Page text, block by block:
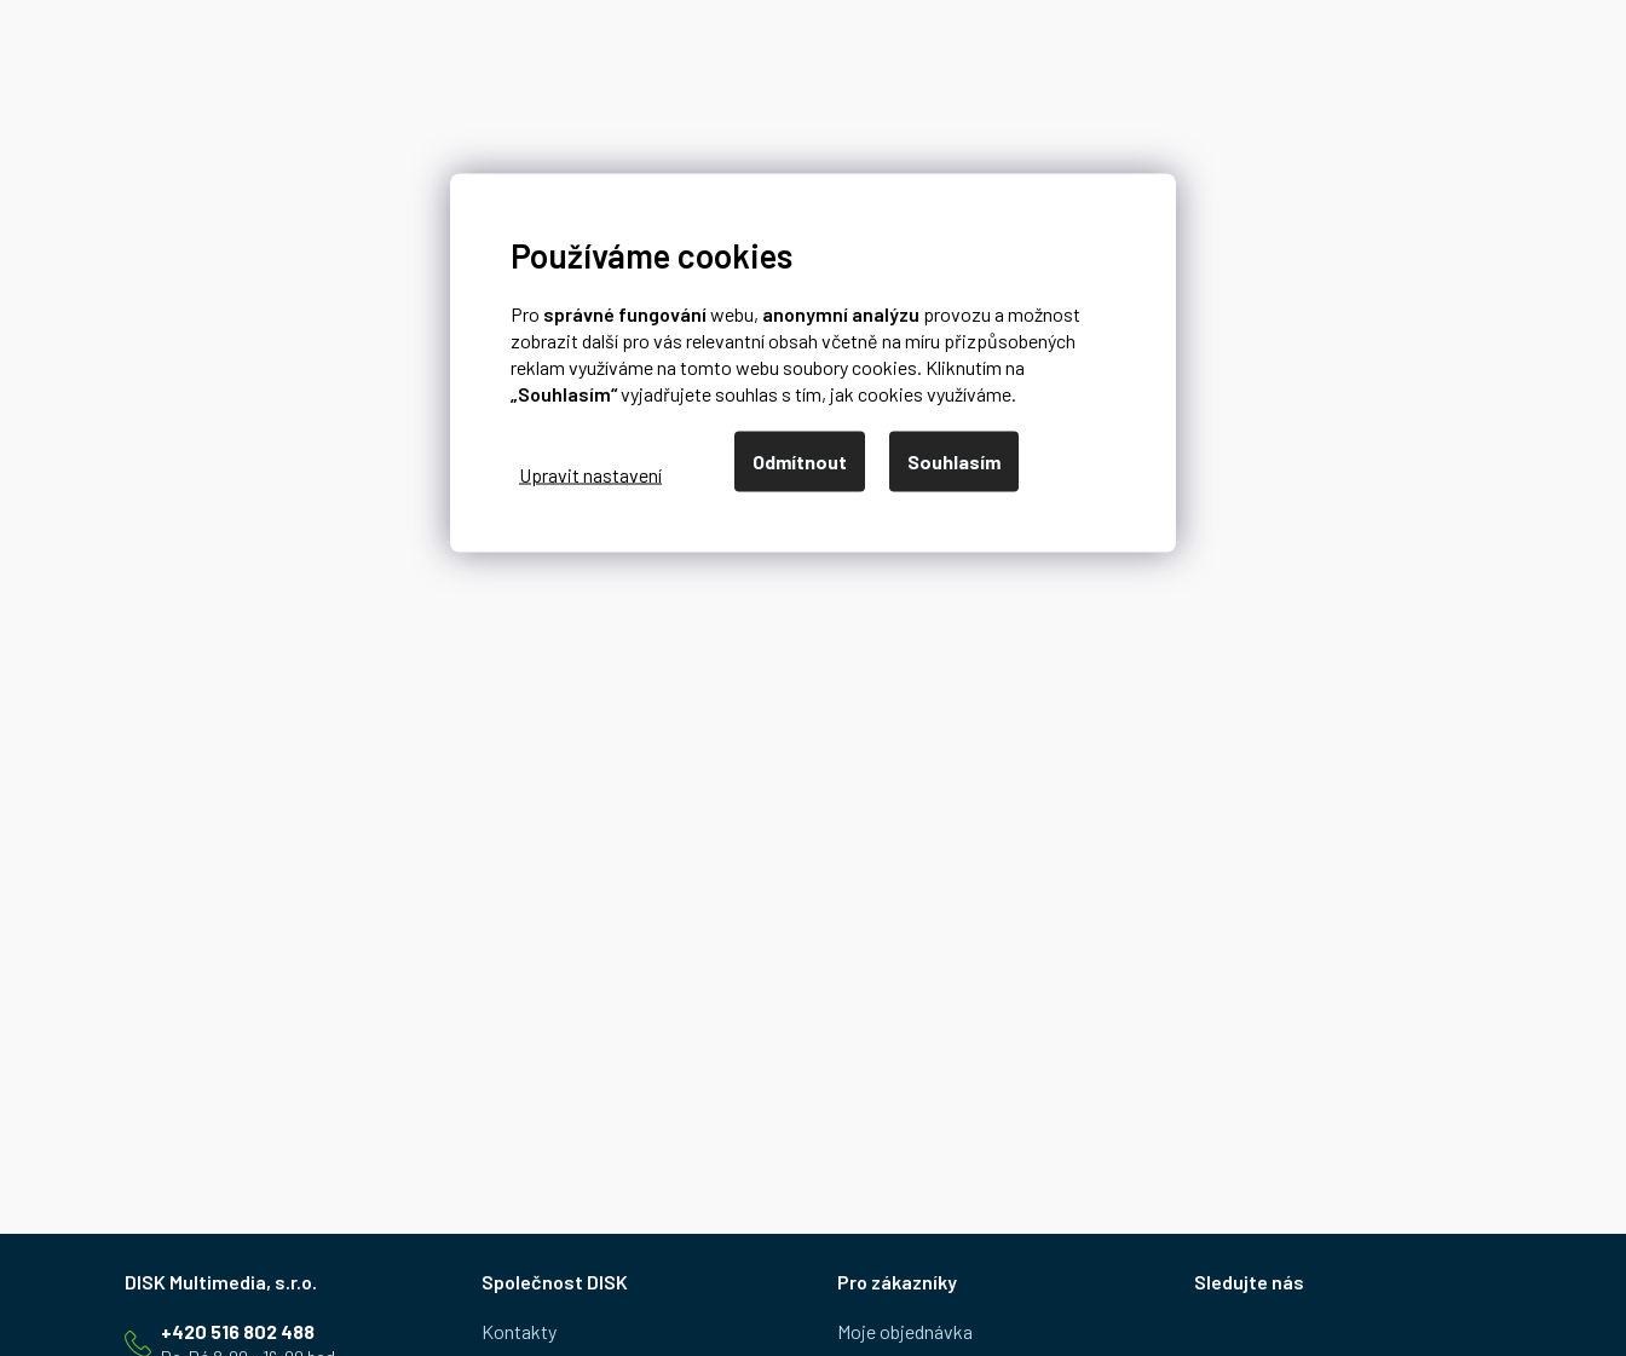
Používáme cookies
Pro správné fungováníwebu, anonymní analýzu provozu a možnost
zobrazit další pro vás relevantní obsah včetně na míru přizpůsobených
reklam využíváme na tomto webu soubory cookies. Kliknutím na
„Souhlasím“vyjadřujete souhlas s tím, jak cookies využíváme.
Odmítnout Souhlasím
+420 516 802 488
Společnost DISK
Kontakty
Pro zákazníky
Moje objednávka
Sledujte nás